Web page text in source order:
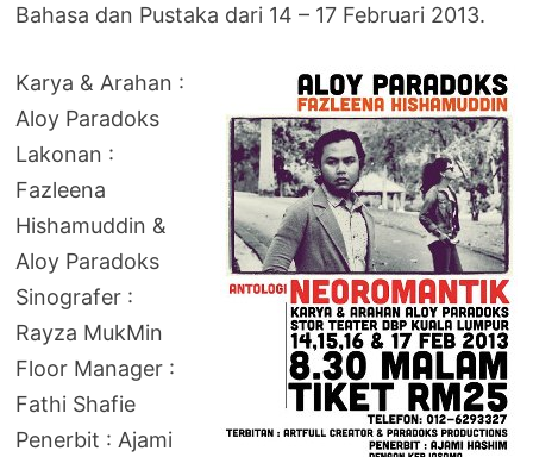
Bahasa dan Pustaka dari 14 – 17 Februari 2013.
Karya & Arahan :
Aloy Paradoks
Lakonan :
Fazleena
Hishamuddin &
Aloy Paradoks
Sinografer :
Rayza MukMin
Floor Manager :
Fathi Shafie
Penerbit : Ajami